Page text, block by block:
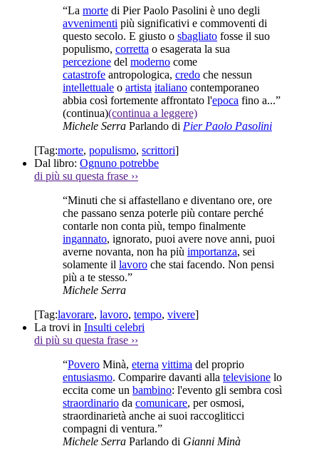
“La morte di Pier Paolo Pasolini è uno degli
avvenimenti più significativi e commoventi di
questo secolo. E giusto o sbagliato fosse il suo
populismo, corretta o esagerata la sua
percezione del moderno come
catastrofe antropologica, credo che nessun
intellettuale o artista italiano contemporaneo
abbia così fortemente affrontato l'epoca fino a...”
(continua)(continua a leggere)
Michele Serra Parlando di Pier Paolo Pasolini
[Tag:morte, populismo, scrittori]
Dal libro: Ognuno potrebbe
di più su questa frase ››
“Minuti che si affastellano e diventano ore, ore
che passano senza poterle più contare perché
contarle non conta più, tempo finalmente
ingannato, ignorato, puoi avere nove anni, puoi
averne novanta, non ha più importanza, sei
solamente il lavoro che stai facendo. Non pensi
più a te stesso.”
Michele Serra
[Tag:lavorare, lavoro, tempo, vivere]
La trovi in Insulti celebri
di più su questa frase ››
“Povero Minà, eterna vittima del proprio
entusiasmo. Comparire davanti alla televisione lo
eccita come un bambino: l'evento gli sembra così
straordinario da comunicare, per osmosi,
straordinarietà anche ai suoi raccogliticci
compagni di ventura.”
Michele Serra Parlando di Gianni Minà